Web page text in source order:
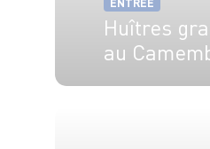
ENTRÉE
Huîtres
au